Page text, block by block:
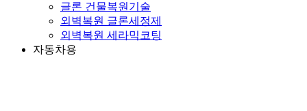
글론 건물복원기술
외벽복원 글론세정제
외벽복원 세라믹코팅
자동차용